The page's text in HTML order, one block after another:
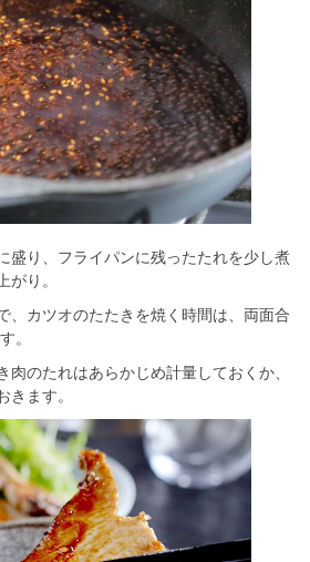
り、フライパンに残ったたれを少し煮
がり。
、カツオのたたきを焼く時間は、両面合
。
肉のたれはあらかじめ計量しておくか、
きます。